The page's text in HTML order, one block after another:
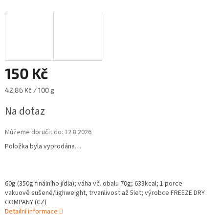
150 Kč
Měrná
42,86 Kč / 100 g
Na dotaz
Můžeme doručit do: 12.8.2026
Položka byla vyprodána…
60g (350g finálního jídla); váha vč. obalu 70g; 633kcal; 1 porce
vakuově sušené/lighweight, trvanlivost až 5let; výrobce FREEZE DRY
COMPANY (CZ)
Detailní informace